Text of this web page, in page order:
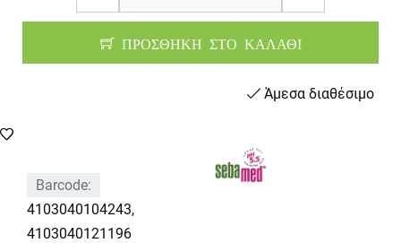
ΠΡΟΣΘΗΚΗ ΣΤΟ ΚΑΛΑΘΙ
Άμεσα διαθέσιμο
Barcode:
4103040104243,
4103040121196